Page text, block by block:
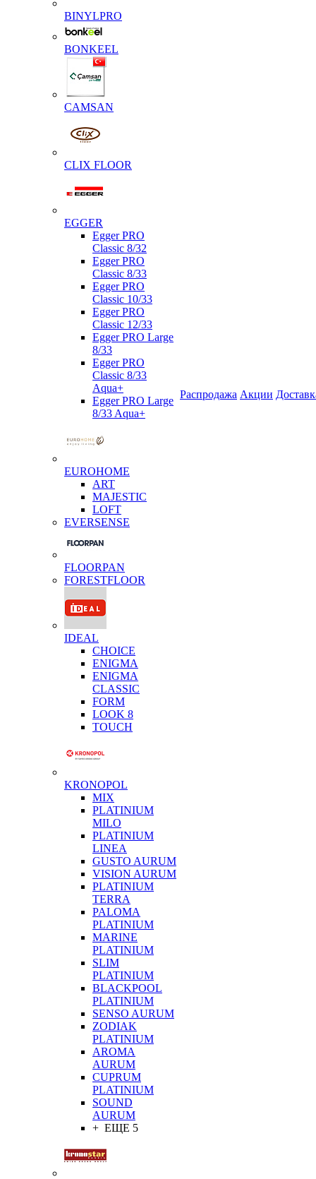
BINYLPRO
BONKEEL
CAMSAN
CLIX FLOOR
EGGER
Egger PRO
Classic 8/32
Egger PRO
Classic 8/33
Egger PRO
Classic 10/33
Egger PRO
Classic 12/33
Egger PRO Large
8/33
Egger PRO
Classic 8/33
Aqua+
Egger PRO Large
8/33 Aqua+
EUROHOME
ART
MAJESTIC
LOFT
EVERSENSE
FLOORPAN
FORESTFLOOR
IDEAL
CHOICE
ENIGMA
ENIGMA
CLASSIC
FORM
LOOK 8
TOUCH
KRONOPOL
MIX
PLATINIUM
MILO
PLATINIUM
LINEA
GUSTO AURUM
VISION AURUM
PLATINIUM
TERRA
PALOMA
PLATINIUM
MARINE
PLATINIUM
SLIM
PLATINIUM
BLACKPOOL
PLATINIUM
SENSO AURUM
ZODIAK
PLATINIUM
AROMA
AURUM
CUPRUM
PLATINIUM
SOUND
AURUM
+ ЕЩЕ 5
Распродажа Акции